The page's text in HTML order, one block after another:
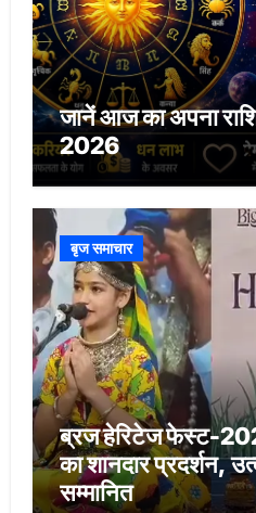
जानें आज का अपना
2026
बृज समाचार
ब्रज हेरिटेज फेस्ट-
का शानदार प्रदर्शन,
सम्मानित